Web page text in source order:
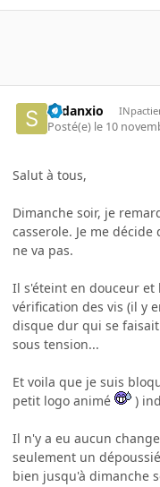
Sedanxio
Posté(e) le 10
Salut à tous,
Dimanche soir, je
casserole. Je me
ne va pas.
Il s'éteint en douceur et
vérification des vis (il y
disque dur qui se
sous tension...
Et voila que je suis
petit logo animé
)
Il n'y a eu aucun
seulement un
bien jusqu'à dimanche